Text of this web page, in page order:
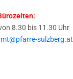
8.30 bis 11.30 Uhr
sulzberg.at